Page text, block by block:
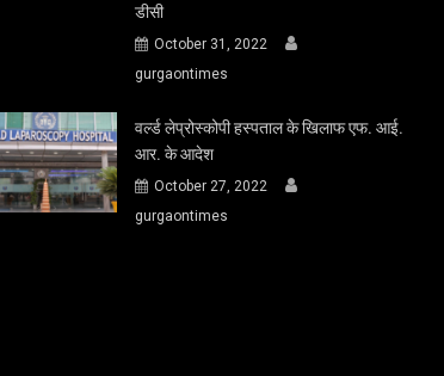
डीसी
October 31, 2022
gurgaontimes
वर्ल्ड लेप्रोस्कोपी हस्पताल के खिलाफ एफ. आई.
आर. के आदेश
October 27, 2022
gurgaontimes